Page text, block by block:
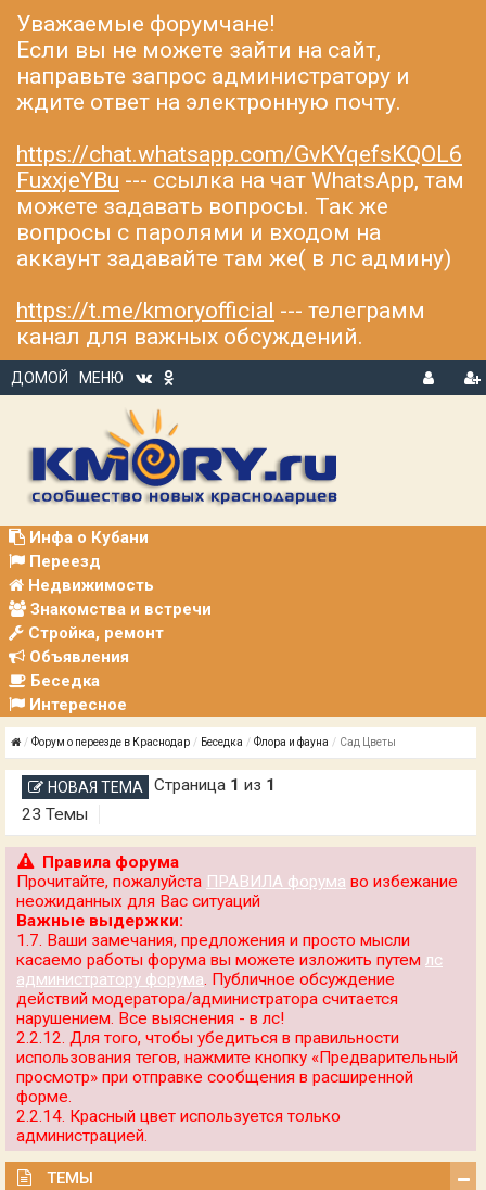
Уважаемые форумчане!
Если вы не можете зайти на сайт,
направьте запрос администратору и
ждите ответ на электронную почту.
https://chat.whatsapp.com/GvKYqefsKQOL6
FuxxjeYBu --- ссылка на чат WhatsApp, там
можете задавать вопросы. Так же
вопросы с паролями и входом на
аккаунт задавайте там же( в лс админу)
https://t.me/kmoryofficial --- телеграмм
канал для важных обсуждений.
ДОМОЙ
МЕНЮ
В
Р
Инфа о Кубани
Переезд
Недвижимость
Знакомства и встречи
Стройка, ремонт
Объявления
Беседка
Интересное
Форум о переезде в Краснодар Беседка Флора и фауна Сад Цветы
НОВАЯ ТЕМА
23 Темы
Страница 1 из 1
Правила форума
Прочитайте, пожалуйста ПРАВИЛА форума во избежание
неожиданных для Вас ситуаций
Важные выдержки:
1.7. Ваши замечания, предложения и просто мысли
касаемо работы форума вы можете изложить путем лс
администратору форума. Публичное обсуждение
действий модератора/администратора считается
нарушением. Все выяснения - в лс!
2.2.12. Для того, чтобы убедиться в правильности
использования тегов, нажмите кнопку «Предварительный
просмотр» при отправке сообщения в расширенной
форме.
2.2.14. Красный цвет используется только
администрацией.
ТЕМЫ